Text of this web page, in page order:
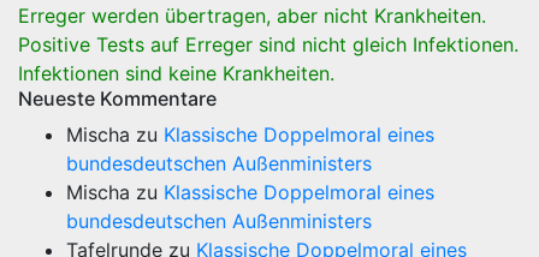
Erreger werden übertragen, aber nicht Krankheiten.
Positive Tests auf Erreger sind nicht gleich Infektionen.
Infektionen sind keine Krankheiten.
Neueste Kommentare
Mischa zu Klassische Doppelmoral eines
bundesdeutschen Außenministers
Mischa zu Klassische Doppelmoral eines
bundesdeutschen Außenministers
Tafelrunde zu Klassische Doppelmoral eines